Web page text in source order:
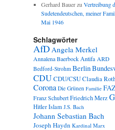
Gerhard Bauerzu Vertreibung
Sudetendeutschen, meiner
Mai 1946
Schlagwörter
AfDAngela Merkel
Annalena BaerbockAntifa ARD
Bedford-Strohm Berlin
CDUCDU/CSUClaudia
Corona Die Grünen Familie
Franz SchubertFriedrich Merz
HitlerIslam J.S. Bach
Johann Sebastian Bach
Joseph Haydn Kardinal Marx